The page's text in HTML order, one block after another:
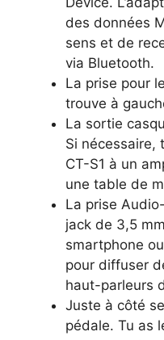
des données
sens et de
via Bluetooth.
La prise pour
trouve à
La sortie
Si nécessaire,
CT-S1 à un
une table de
La prise
jack de 3,5
smartphone
pour diffuser
haut-parleurs
Juste à côté
pédale. Tu as